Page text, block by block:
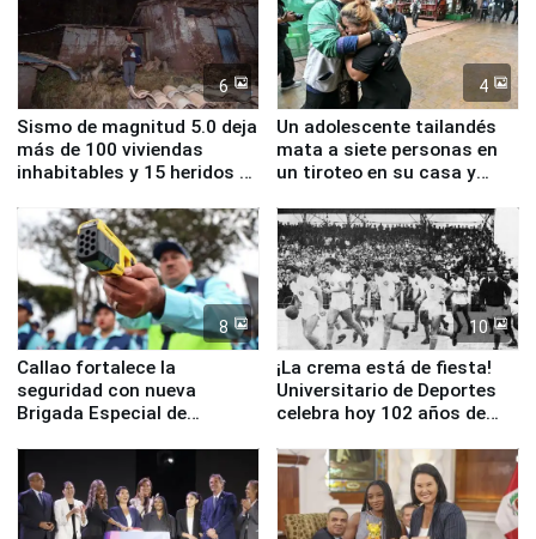
6
Sismo de magnitud 5.0 deja
más de 100 viviendas
inhabitables y 15 heridos en
4
Un adolescente tailandés
mata a siete personas en
un tiroteo en su casa y
8
Callao fortalece la
seguridad con nueva
Brigada Especial de
equipamiento para
Serenazgo
10
¡La crema está de fiesta!
Universitario de Deportes
celebra hoy 102 años de